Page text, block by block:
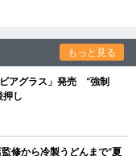
もっと見る
アグラス」発売 “強制
押し
修から冷製うどんまで“夏